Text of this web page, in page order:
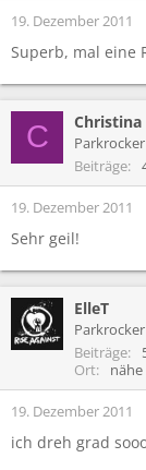
19. Dezember 2011
Superb, mal eine
C Christina
Parkrocker
Beiträge
19. Dezember 2011
Sehr geil!
ElleT
Parkrocker
Beiträge
Ort
19. Dezember 2011
ich dreh grad sooo